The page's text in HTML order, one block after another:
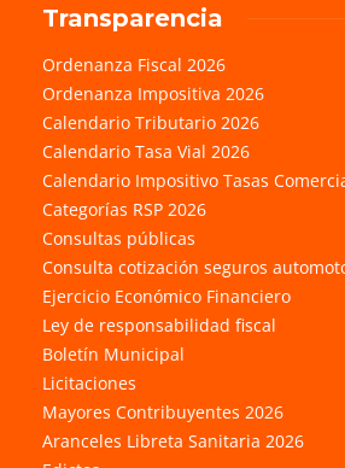
Transparencia
Ordenanza Fiscal 2026
Ordenanza Impositiva 2026
Calendario Tributario 2026
Calendario Tasa Vial 2026
Calendario Impositivo Tasas
Categorías RSP 2026
Consultas públicas
Consulta cotización seguros
Ejercicio Económico Financiero
Ley de responsabilidad fiscal
Boletín Municipal
Licitaciones
Mayores Contribuyentes 2026
Aranceles Libreta Sanitaria 2026